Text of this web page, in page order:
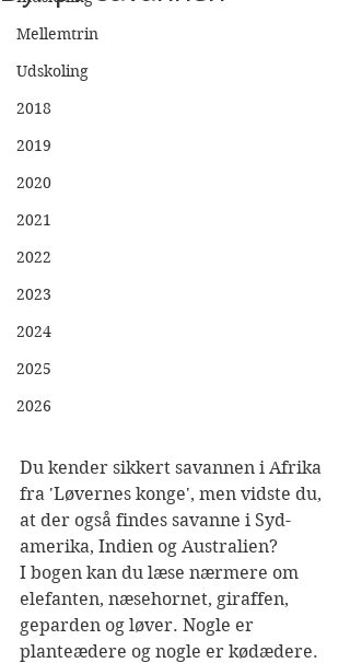
Mellemtrin
Udskoling
2018
2019
2020
2021
2022
2023
2024
2025
2026
Du kender sikkert savannen i Afrika
fra 'Løvernes konge', men vidste du,
at der også findes savanne i Syd-
amerika, Indien og Australien?
I bogen kan du læse nærmere om
elefanten, næsehornet, giraffen,
geparden og løver. Nogle er
planteædere og nogle er kødædere.